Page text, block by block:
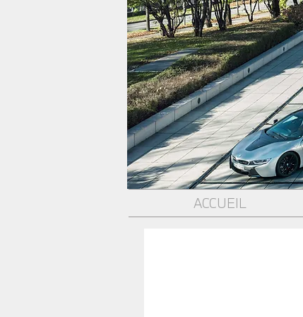
ACCUEIL